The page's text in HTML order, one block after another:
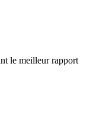
le meilleur rapport